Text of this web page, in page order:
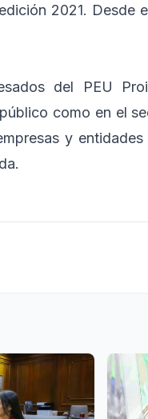
2021. Desde
del PEU
como en el
y